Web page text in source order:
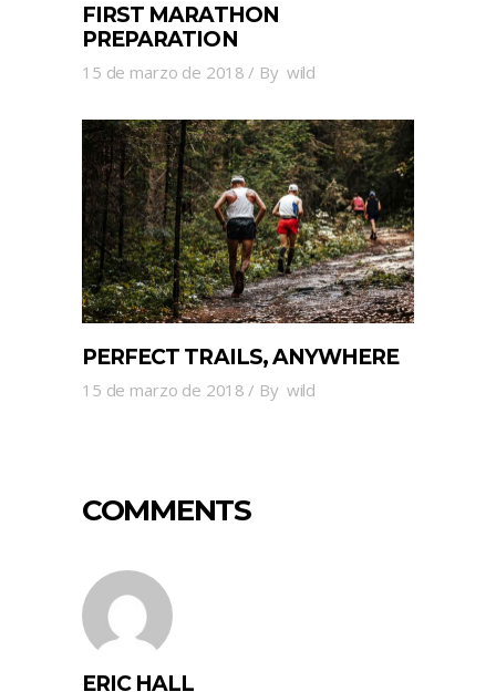
FIRST MARATHON
PREPARATION
15 de marzo de 2018 By wild
PERFECT TRAILS, ANYWHERE
15 de marzo de 2018 By wild
COMMENTS
ERIC HALL